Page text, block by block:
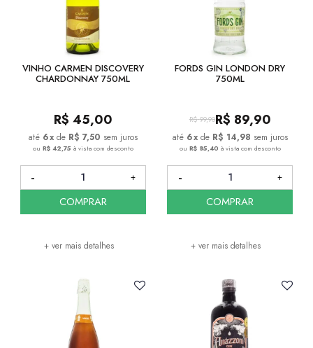
VINHO CARMEN DISCOVERY
CHARDONNAY 750ML
R$ 45,00
6x de R$ 7,50 sem juros
ou R$ 42,75 à vista com desconto
+ ver mais detalhes
COMPRAR
FORDS GIN LONDON DRY
750ML
R$ 99,90R$ 89,90
6x de R$ 14,98 sem juros
ou R$ 85,40 à vista com desconto
+ ver mais detalhes
COMPRAR